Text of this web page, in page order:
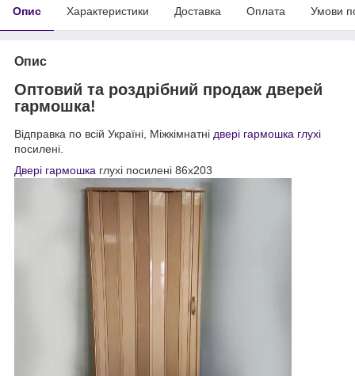
Опис Характеристики Доставка Оплата Умови
Опис
Оптовий та роздрібний продаж дверей
гармошка!
Відправка по всій Україні, Міжкімнатні двері гармошка глухі
посилені.
Двері гармошка глухі посилені 86х203